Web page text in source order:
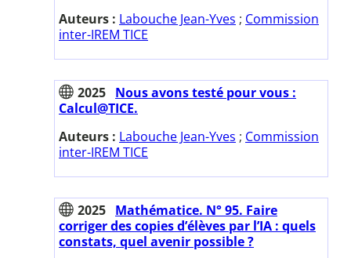
Auteurs : Labouche Jean-Yves ; Commission
inter-IREM TICE
2025 Nous avons testé pour vous :
Calcul@TICE.
Auteurs : Labouche Jean-Yves ; Commission
inter-IREM TICE
2025 Mathématice. N° 95. Faire
corriger des copies d’élèves par l’IA : quels
constats, quel avenir possible ?